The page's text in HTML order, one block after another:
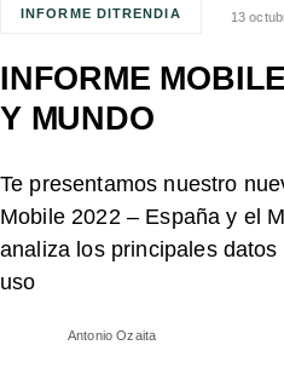
INFORME DITRENDIA 13
INFORME
Y MUNDO
Te presentamos nuestro
Mobile 2022 – España y el
analiza los principales datos
uso
Antonio Ozaita